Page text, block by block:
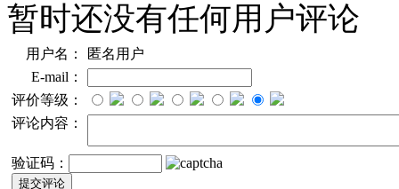
暂时还没有任何用户评论
用户名：
匿名用户
E-mail：
评价等级：
评论内容：
验证码：